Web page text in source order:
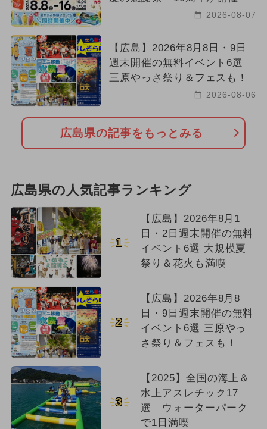
2026-08-07
【広島】2026年8月8日・9日
週末開催の無料イベント6選
三原やっさ祭り＆フェスも！
2026-08-06
広島県の記事をもっとみる
広島県の人気記事ランキング
1
【広島】2026年8月1
日・2日週末開催の無料
イベント6選 大規模夏
祭り＆花火も満喫
2
【広島】2026年8月8
日・9日週末開催の無料
イベント6選 三原やっ
さ祭り＆フェスも！
3
【2025】全国の海上＆
水上アスレチック17
選 ウォーターパーク
で1日満喫